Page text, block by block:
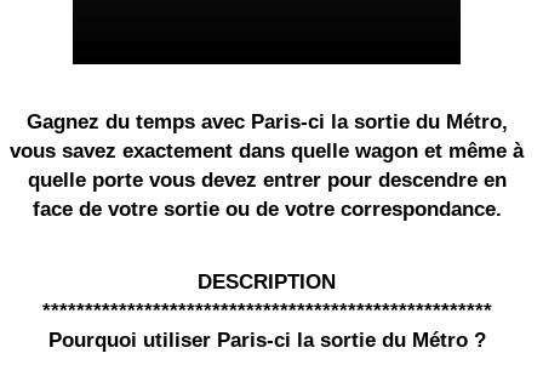
Gagnez du temps avec Paris-ci la sortie du Métro,
vous savez exactement dans quelle wagon et même à
quelle porte vous devez entrer pour descendre en
face de votre sortie ou de votre correspondance.
DESCRIPTION
*****************************************************
Pourquoi utiliser Paris-ci la sortie du Métro ?